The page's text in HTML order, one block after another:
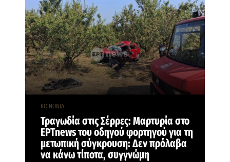
ΚΟΙΝΩΝΙΑ
Τραγωδία στις Σέρρες: Μαρτυρία στο
ΕΡΤnews του οδηγού φορτηγού για τη
μετωπική σύγκρουση: Δεν πρόλαβα
να κάνω τίποτα, συγγνώμη